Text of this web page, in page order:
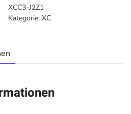
XCC3-J2Z1
Kategorie: XC